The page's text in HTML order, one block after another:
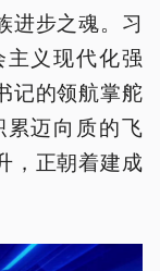
进步之魂。习
义现代化强
记的领航掌舵
迈向质的飞
，正朝着建成